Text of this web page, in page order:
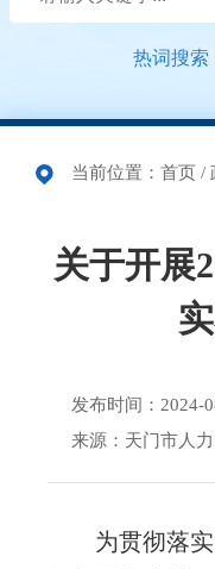
热词搜索
当前位置： 首页 /
关于开展
发布时间：2024-
来源：天门市人
为贯彻落实